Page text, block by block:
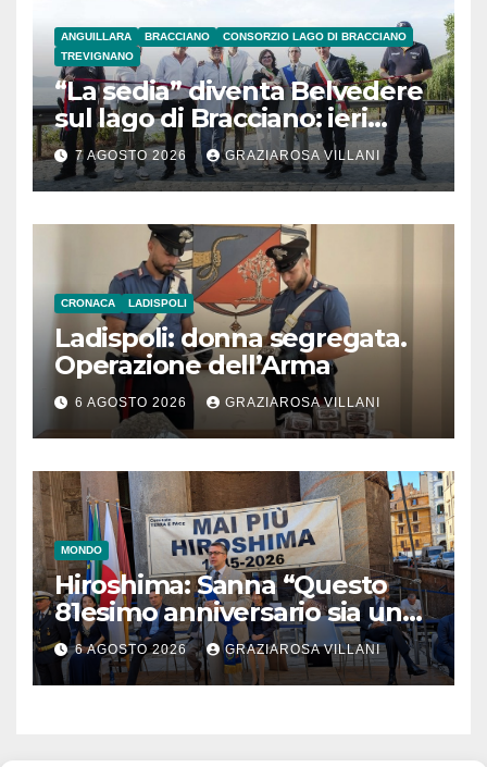
ANGUILLARA BRACCIANO
CONSORZIO LAGO DI BRACCIANO
TREVIGNANO
“La sedia” diventa Belvedere
sul lago di Bracciano: ieri
l’inaugurazione
7 AGOSTO 2026 GRAZIAROSA VILLANI
CRONACA LADISPOLI
Ladispoli: donna segregata.
Operazione dell’Arma
6 AGOSTO 2026 GRAZIAROSA VILLANI
MONDO
Hiroshima: Sanna “Questo
81esimo anniversario sia un
monito per tutti”
6 AGOSTO 2026 GRAZIAROSA VILLANI